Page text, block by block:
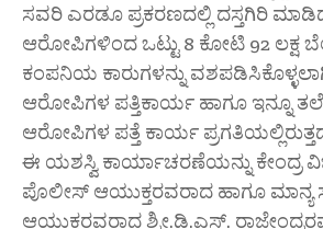
ಸವರಿ ಎರಡೂ ಪ್ರಕರಣದಲ್ಲಿ ದಸ್ತಗಿರಿ
ಆರೋಪಿಗಳಿಂದ ಒಟ್ಟು 8 ಕೋಟಿ 92 ಲಕ್ಷ
ಕಂಪನಿಯ ಕಾರುಗಳನ್ನು
ಆರೋಪಿಗಳ ಪತ್ತಿಕಾರ್ಯ ಹಾಗೂ ಇನ್ನೂ
ಆರೋಪಿಗಳ ಪತ್ತೆ ಕಾರ್ಯ
ಈ ಯಶಸ್ವಿ ಕಾರ್ಯಾಚರಣೆಯನ್ನು ಕೇಂದ್ರ
ಪೊಲೀಸ್ ಆಯುಕ್ತರವರಾದ ಹಾಗೂ
ಆಯುಕ್ತರವರಾದ ಶ್ರೀ.ಡಿ.ಎಸ್.